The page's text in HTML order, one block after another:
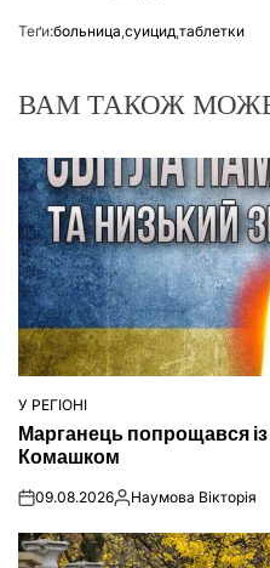
Теґи:больница суицид таблетки
ВАМ ТАКОЖ
ОПУБЛІКУВАТИ
У
У РЕГІОНІ
Марганець попрощався
Комашком
on09.08.2026Опубліковано
Наумова Вікторія